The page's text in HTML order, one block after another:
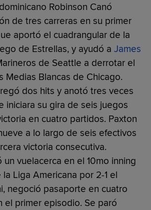
Robinson Canó
de tres carreras en su primer
aportó el cuadrangular de la
de Estrellas, y ayudó a James
de Seattle a derrotar el
Medias Blancas de Chicago.
dos hits y anotó tres veces
iniciara su gira de seis juegos
en cuatro partidos. Paxton
a lo largo de seis efectivos
victoria consecutiva.
vuelacerca en el 10mo inning
Liga Americana por 2-1 el
negoció pasaporte en cuatro
el primer episodio. Se paró